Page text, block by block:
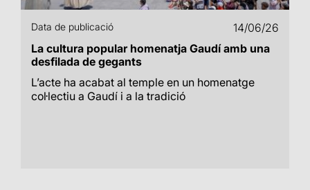
Data de publicació
14/06/26
La cultura popular homenatja Gaudí amb una
desfilada de gegants
L’acte ha acabat al temple en un homenatge
col·lectiu a Gaudí i a la tradició